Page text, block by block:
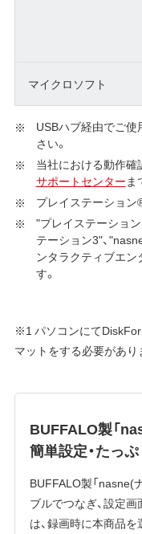
マイクロソフト
USBハブ経由でご使
さい。
当社における動作確
サポートセンターま
プレイステーション
"プレイステーショ
テーション3"、
ンタラクティブエ
す。
※1 パソコンにて
マットをする必要があり
BUFFALO製「
簡単設定・たっ
BUFFALO製「nasne(
ブルでつなぎ、設定
は、録画時に本商品